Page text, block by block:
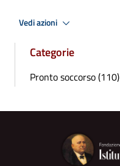
Vedi azioni
Categorie
Pronto soccorso (110)